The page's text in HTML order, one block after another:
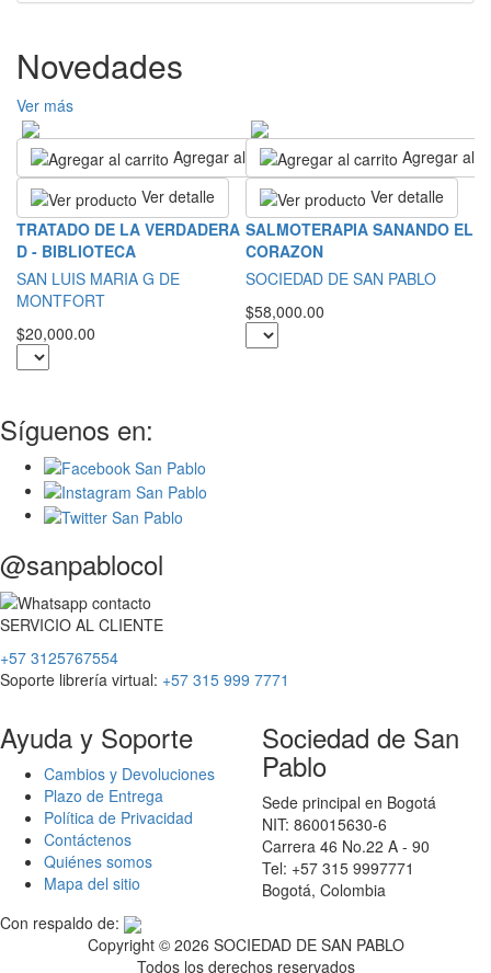
Novedades
Ver más
Agregar al carrito
Ver detalle
TRATADO DE LA VERDADERA
D - BIBLIOTECA
SAN LUIS MARIA G DE
MONTFORT
$20,000.00
Agregar al
Ver detalle
SALMOTERAPIA SANANDO EL
CORAZON
SOCIEDAD DE SAN PABLO
$58,000.00
Síguenos en:
@sanpablocol
SERVICIO AL CLIENTE
+57 3125767554
Soporte librería virtual: +57 315 999 7771
Ayuda y Soporte
Cambios y Devoluciones
Plazo de Entrega
Política de Privacidad
Contáctenos
Quiénes somos
Mapa del sitio
Sociedad de San
Pablo
Sede principal en Bogotá
NIT: 860015630-6
Carrera 46 No.22 A - 90
Tel: +57 315 9997771
Bogotá, Colombia
Con respaldo de:
Copyright © 2026 SOCIEDAD DE SAN PABLO
Todos los derechos reservados